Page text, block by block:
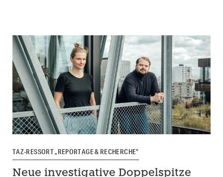
TAZ-RESSORT „REPORTAGE & RECHERCHE“
Neue investigative Doppelspitze